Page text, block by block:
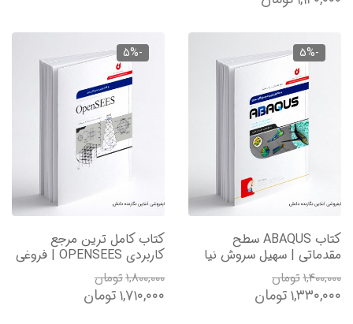
-5%
کتاب ABAQUS سطح
مقدماتی | سهیل سروش نیا
۱,۴۰۰,۰۰۰تومان
۱,۳۳۰,۰۰۰تومان
-5%
کتاب کامل ترین مرجع
کاربردی OPENSEES | فروغی
۱,۸۰۰,۰۰۰تومان
۱,۷۱۰,۰۰۰تومان